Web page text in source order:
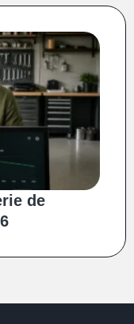
de